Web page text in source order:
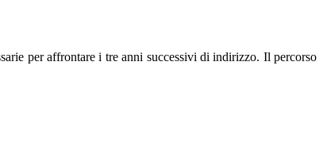
per affrontare i tre anni successivi di indirizzo. Il percorso